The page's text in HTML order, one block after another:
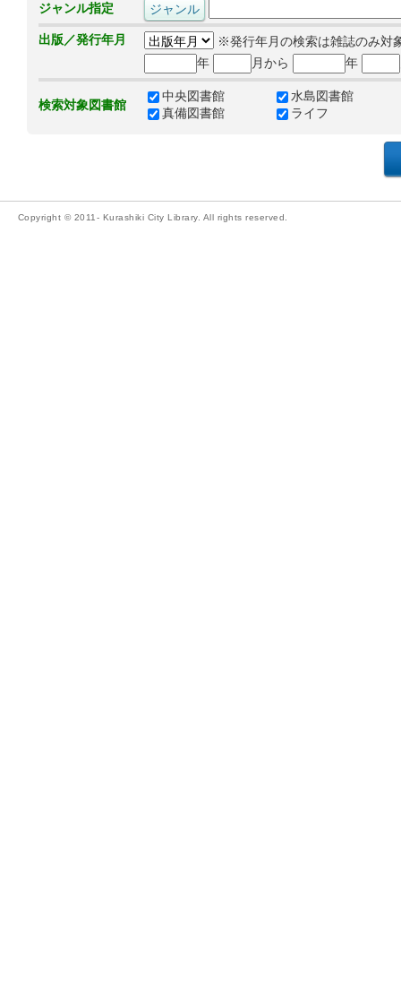
ジャンル指定
出版／発行年月
※発行年月の検索は雑誌のみ対
年
月から 年
検索対象図書館
中央図書館
水島図書館
真備図書館
ライフ
Copyright © 2011- Kurashiki City Library. All rights reserved.